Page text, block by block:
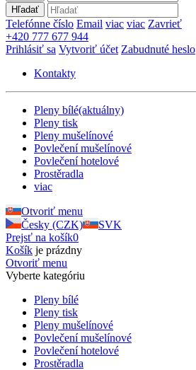
Hľadať
Telefónne číslo Email viac viac Zavrieť
+420 777 677 944
Prihlásiť sa Vytvoriť účet Zabudnuté heslo
Kontakty
Pleny bílé(aktuálny)
Pleny tisk
Pleny mušelínové
Povlečení mušelínové
Povlečení hotelové
Prostěradla
viac
Otvoriť menu
Česky (CZK)
SVK
Prejsť na košík0
Košík je prázdny
Otvoriť menu
Vyberte kategóriu
Pleny bílé
Pleny tisk
Pleny mušelínové
Povlečení mušelínové
Povlečení hotelové
Prostěradla